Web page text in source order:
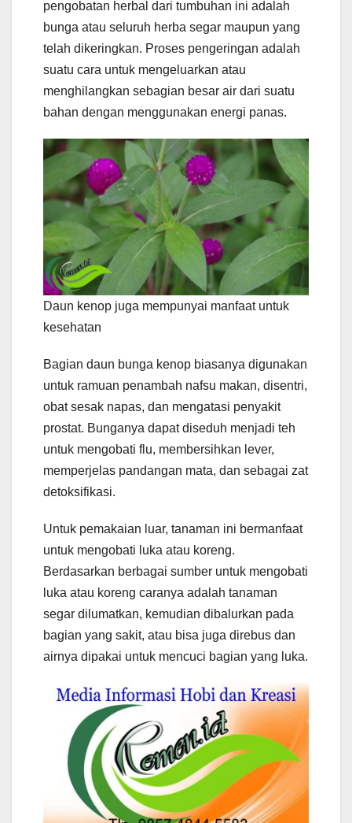
pengobatan herbal dari tumbuhan ini adalah
bunga atau seluruh herba segar maupun yang
telah dikeringkan. Proses pengeringan adalah
suatu cara untuk mengeluarkan atau
menghilangkan sebagian besar air dari suatu
bahan dengan menggunakan energi panas.
Daun kenop juga mempunyai manfaat untuk
kesehatan
Bagian daun bunga kenop biasanya digunakan
untuk ramuan penambah nafsu makan, disentri,
obat sesak napas, dan mengatasi penyakit
prostat. Bunganya dapat diseduh menjadi teh
untuk mengobati flu, membersihkan lever,
memperjelas pandangan mata, dan sebagai zat
detoksifikasi.
Untuk pemakaian luar, tanaman ini bermanfaat
untuk mengobati luka atau koreng.
Berdasarkan berbagai sumber untuk mengobati
luka atau koreng caranya adalah tanaman
segar dilumatkan, kemudian dibalurkan pada
bagian yang sakit, atau bisa juga direbus dan
airnya dipakai untuk mencuci bagian yang luka.